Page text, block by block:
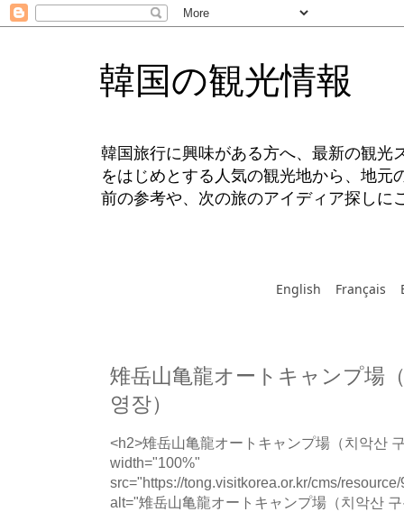
韓国の観光情報
韓国旅行に興味がある方へ、最新の観光
をはじめとする人気の観光地から、地
前の参考や、次の旅のアイディア探しに
English Français
雉岳山亀龍オートキャンプ場
영장）
<h2>雉岳山亀龍オートキャンプ場（치악산
width="100%"
src="https://tong.visitkorea.or.kr/cms/
alt="雉岳山亀龍オートキャンプ場（치악산